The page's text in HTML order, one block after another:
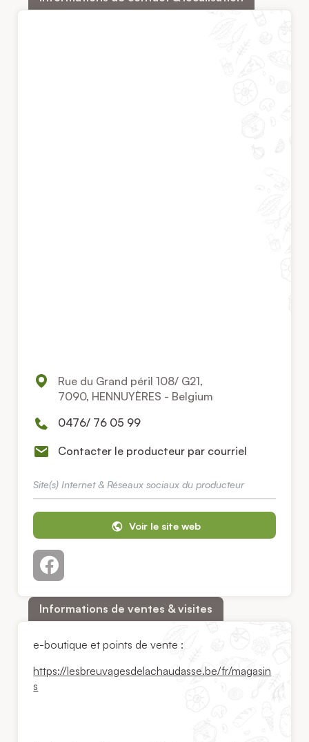
Rue du Grand péril 108/ G21,
7090, HENNUYÈRES - Belgium
0476/ 76 05 99
Contacter le producteur par courriel
Site(s) Internet & Réseaux sociaux du producteur
Voir le site web
Informations de ventes & visites
e-boutique et points de vente :
https://lesbreuvagesdelachaudasse.be/fr/magasin
s